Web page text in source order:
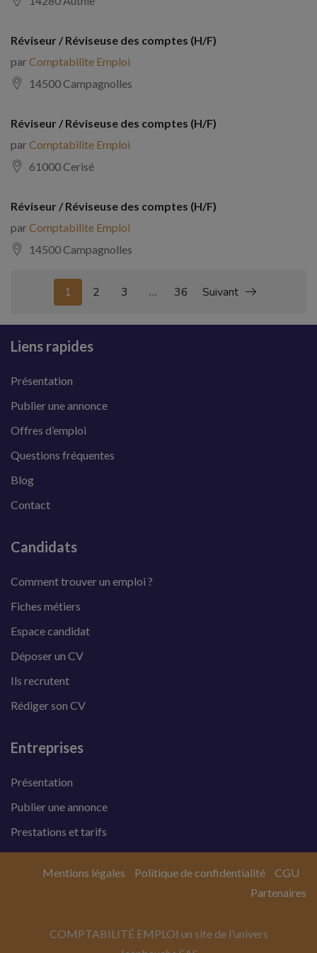
Réviseur / Réviseuse des comptes (H/F)
parComptabilite Emploi
14500 Campagnolles
Réviseur / Réviseuse des comptes (H/F)
parComptabilite Emploi
61000 Cerisé
Réviseur / Réviseuse des comptes (H/F)
parComptabilite Emploi
14500 Campagnolles
1 2 3 … 36 Suivant
Liens rapides
Présentation
Publier une annonce
Offres d’emploi
Questions fréquentes
Blog
Contact
Candidats
Comment trouver un emploi ?
Fiches métiers
Espace candidat
Déposer un CV
Ils recrutent
Rédiger son CV
Entreprises
Présentation
Publier une annonce
Prestations et tarifs
COMPTABILITÉ EMPLOI un site de l’univers
Mentions légales Politique de confidentialité
CGU
Partenaires